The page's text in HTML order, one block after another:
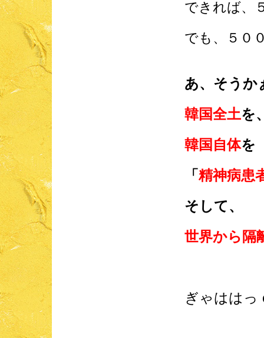
できれば、
でも、５０
あ、そう
韓国全土を
韓国自体を
「精神病患
そして、
世界から隔
ぎゃはは